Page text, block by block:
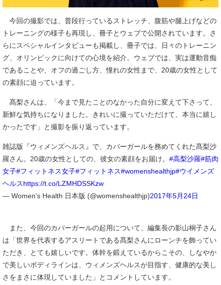
今回の撮影では、普段行っているストレッチ、腹筋や腿上げなどの
トレーニングの様子も再現し、冊子とウェブで公開されています。さ
らにスペシャルインタビューも掲載し、冊子では、日々のトレーニン
グ、オリンピックに向けての心境を紹介。ウェブでは、実は運動音痴
であることや、オフの過ごし方、憧れの女性まで、20歳の女性として
の素顔に迫っています。
髙梨さんは、「今まで見たことのなかった自分に変えて下さって、
新鮮な気持ちになりました。きれいに撮っていただけて、本当に嬉し
かったです」と撮影を振り返っています。
雑誌版『ウィメンズヘルス』で、カバーガールを務めてくれた髙梨沙
羅さん。20歳の女性としての、彼女の素顔をお届け。 #高梨沙羅#筋肉
女子#フィットネス女子#フィットネス#womenshealthjp#ウイメンズ
ヘルスhttps://t.co/LZMHDSSKzw
— Women's Health 日本版 (@womenshealthjp)2017年5月24日
また、今回のカバーガールの起用について、編集長の影山桐子さん
は「世界を代表するアスリートである髙梨さんにローンチを飾ってい
ただき、とても嬉しいです。体幹を鍛えているからこその、しなやか
で美しいボディラインは、ウィメンズヘルスが目指す、健康的な美し
さをまさに体現していました」とコメントしています。